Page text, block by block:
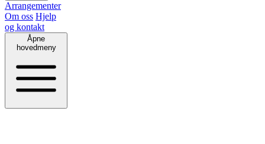
Arrangementer
Om oss Hjelp
og kontakt
Åpne
hovedmeny